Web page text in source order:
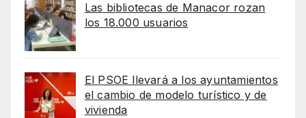
Las bibliotecas de Manacor rozan
los 18.000 usuarios
El PSOE llevará a los ayuntamientos
el cambio de modelo turístico y de
vivienda